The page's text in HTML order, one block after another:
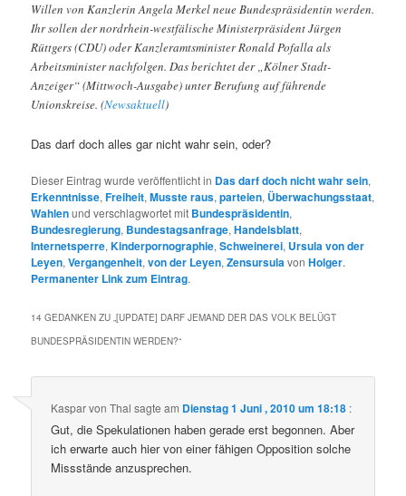
Willen von Kanzlerin Angela Merkel neue Bundespräsidentin werden.
Ihr sollen der nordrhein-westfälische Ministerpräsident Jürgen
Rüttgers (CDU) oder Kanzleramtsminister Ronald Pofalla als
Arbeitsminister nachfolgen. Das berichtet der „Kölner Stadt-
Anzeiger“ (Mittwoch-Ausgabe) unter Berufung auf führende
Unionskreise. (Newsaktuell)
Das darf doch alles gar nicht wahr sein, oder?
Dieser Eintrag wurde veröffentlicht in Das darf doch nicht wahr sein,
Erkenntnisse,Freiheit,Musste raus,parteien, Überwachungsstaat,
Wahlenund verschlagwortet mit Bundespräsidentin,
Bundesregierung, Bundestagsanfrage,Handelsblatt,
Internetsperre,Kinderpornographie,Schweinerei, Ursula von der
Leyen,Vergangenheit,von der Leyen,ZensursulavonHolger.
Permanenter Link zum Eintrag.
14 GEDANKEN ZU „[UPDATE] DARF JEMAND DER DAS VOLK BELÜGT
BUNDESPRÄSIDENTIN WERDEN?“
Kaspar von Thal sagte am Dienstag 1 Juni , 2010 um 18:18 :
Gut, die Spekulationen haben gerade erst begonnen. Aber
ich erwarte auch hier von einer fähigen Opposition solche
Missstände anzusprechen.